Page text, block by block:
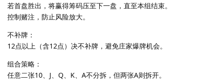
若首盘胜出，将赢得筹码压至下一盘，直至本组结束。
控制赌注，防止风险放大。
不补牌：
12点以上（含12点）决不补牌，避免庄家爆牌机会。
组合策略：
任意二张10、J、Q、K、A不分拆，但两张A则拆开。